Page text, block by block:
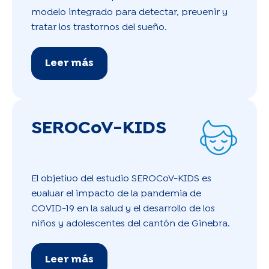
modelo integrado para detectar, prevenir y
tratar los trastornos del sueño.
Leer más
SEROCoV-KIDS
El objetivo del estudio SEROCoV-KIDS es
evaluar el impacto de la pandemia de
COVID-19 en la salud y el desarrollo de los
niños y adolescentes del cantón de Ginebra.
Leer más